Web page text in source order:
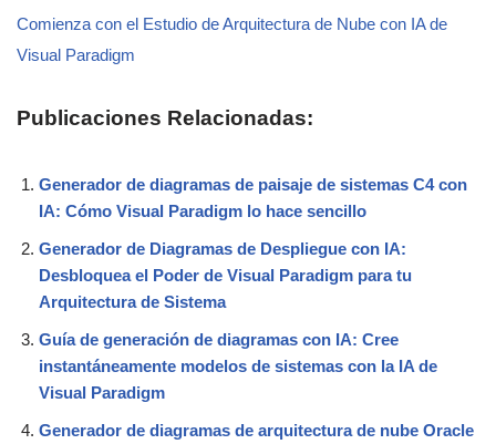
Comienza con el Estudio de Arquitectura de Nube con IA de
Visual Paradigm
Publicaciones Relacionadas:
Generador de diagramas de paisaje de sistemas C4 con
IA: Cómo Visual Paradigm lo hace sencillo
Generador de Diagramas de Despliegue con IA:
Desbloquea el Poder de Visual Paradigm para tu
Arquitectura de Sistema
Guía de generación de diagramas con IA: Cree
instantáneamente modelos de sistemas con la IA de
Visual Paradigm
Generador de diagramas de arquitectura de nube Oracle